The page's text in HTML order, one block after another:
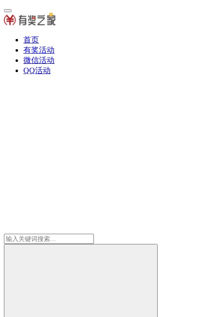
首页
有奖活动
微信活动
QQ活动